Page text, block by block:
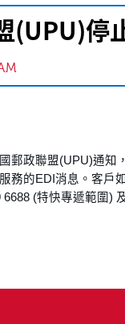
(UPU)停
郵政聯盟(UPU)通知
務的EDI消息。客戶
6688 (特快專遞範圍)